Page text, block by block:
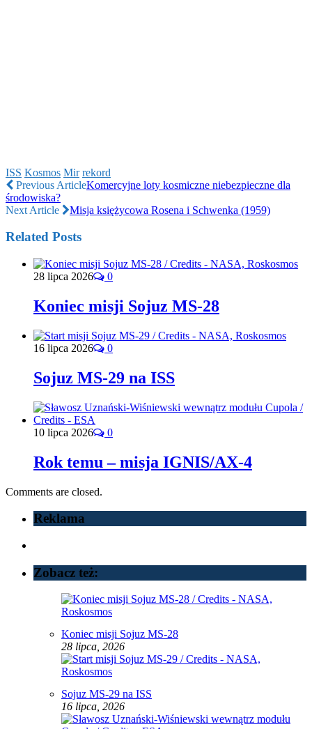
ISS Kosmos Mir rekord
Previous ArticleKomercyjne loty kosmiczne niebezpieczne dla
środowiska?
Next Article
Misja księżycowa Rosena i Schwenka (1959)
Related Posts
28 lipca 2026 0
Koniec misji Sojuz MS-28
16 lipca 2026 0
Sojuz MS-29 na ISS
10 lipca 2026 0
Rok temu – misja IGNIS/AX-4
Comments are closed.
Reklama
Zobacz też:
Koniec misji Sojuz MS-28
28 lipca, 2026
Sojuz MS-29 na ISS
16 lipca, 2026